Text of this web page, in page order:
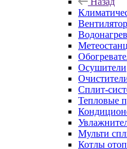
Осушители
Сплит-
Тепловые
Мульти
Котлы